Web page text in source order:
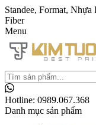
Standee, Format,
Fiber
Menu
Hotline: 0989.067.368
Danh mục sản phẩm